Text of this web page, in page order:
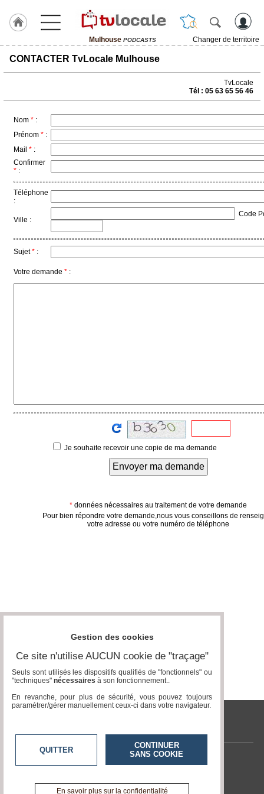
Mulhouse PODCASTS
Changer de territoire
J'adhère
Hulcoq
Mulhouse
TvLocale
Accueil
RUBRIQUES
Agenda
Gazette
éditeur
CONTACTER TvLocale Mulhouse
TvLocale
Tél : 05 63 65 56 46
Nom * :
Prénom * :
Mail * :
Confirmer
* :
Téléphone
:
Ville :
Code
Sujet* :
Votre demande * :
Je souhaite recevoir une copie de ma demande
Envoyer ma demande
* données nécessaires au traitement de votre demande
Pour bien répondre votre demande,nous vous conseillons de
votre adresse ou votre numéro de téléphone
tvlocale.fr
Contactez-nous
A propos de tvlocale.fr
Gestion des cookies
Ce site n'utilise AUCUN cookie de "traçage"
Seuls sont utilisés les dispositifs qualifiés de "fonctionnels" ou
"techniques" nécessaires à son fonctionnement..
En revanche, pour plus de sécurité, vous pouvez toujours
paramétrer/gérer manuellement ceux-ci dans votre navigateur.
QUITTER
CONTINUER
SANS COOKIE
En savoir plus sur la confidentialité